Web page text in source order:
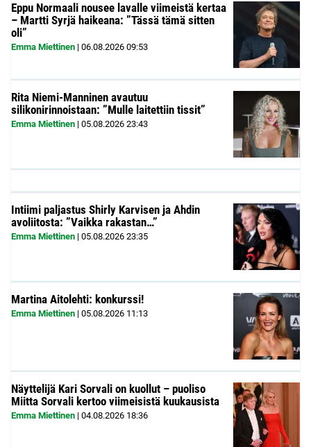
Eppu Normaali nousee lavalle viimeistä kertaa
– Martti Syrjä haikeana: ”Tässä tämä sitten
oli”
Emma Miettinen | 06.08.2026 09:53
Rita Niemi-Manninen avautuu
silikonirinnoistaan: ”Mulle laitettiin tissit”
Emma Miettinen | 05.08.2026 23:43
Intiimi paljastus Shirly Karvisen ja Ahdin
avoliitosta: ”Vaikka rakastan…”
Emma Miettinen | 05.08.2026 23:35
Martina Aitolehti: konkurssi!
Emma Miettinen | 05.08.2026 11:13
Näyttelijä Kari Sorvali on kuollut – puoliso
Miitta Sorvali kertoo viimeisistä kuukausista
Emma Miettinen | 04.08.2026 18:36